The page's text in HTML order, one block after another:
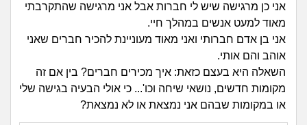
מדורים
אני כן מרגישה שיש לי חברות אבל אני מרגישה שהתקרבתי
מאוד למעט אנשים במהלך חיי.
אני בן אדם חברותי ואני מאוד מעוניינת להכיר חברים שאני
אוהב והם אותי.
השאלה היא בעצם כזאת: איך מכירים חברים? בין אם זה
מקומות חדשים, נושאי שיחה וכו'... כי אולי הבעיה בגישה שלי
או במקומות שבהם אני נמצאת או לא נמצאת?